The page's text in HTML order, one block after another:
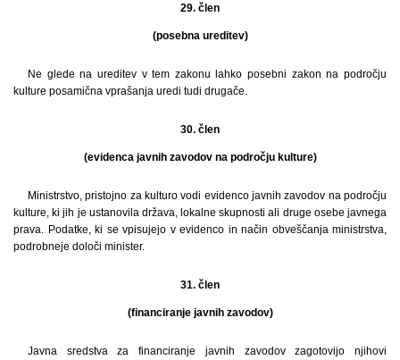
29. člen
(posebna ureditev)
Ne glede na ureditev v tem zakonu lahko posebni zakon na področju
kulture posamična vprašanja uredi tudi drugače.
30. člen
(evidenca javnih zavodov na področju kulture)
Ministrstvo, pristojno za kulturo vodi evidenco javnih zavodov na področju
kulture, ki jih je ustanovila država, lokalne skupnosti ali druge osebe javnega
prava. Podatke, ki se vpisujejo v evidenco in način obveščanja ministrstva,
podrobneje določi minister.
31. člen
(financiranje javnih zavodov)
Javna sredstva za financiranje javnih zavodov zagotovijo njihovi